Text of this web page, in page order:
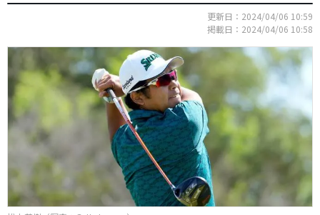
更新日：2024/04/06 10:59
掲載日：2024/04/06 10:58